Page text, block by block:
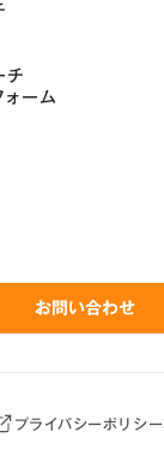
お問い合わせ
チ
ーム
プライバシーポリシー